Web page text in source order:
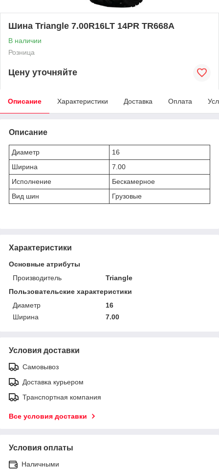
Шина Triangle 7.00R16LT 14PR TR668A
В наличии
Розница
Цену уточняйте
Описание Характеристики Доставка Оплата
Описание
Диаметр
16
Ширина
7.00
Исполнение
Бескамерное
Вид шин
Грузовые
Характеристики
Основные атрибуты
Производитель
Triangle
Пользовательские характеристики
Диаметр
16
Ширина
7.00
Условия доставки
Самовывоз
Доставка курьером
Транспортная компания
Все условия доставки
Условия оплаты
Наличными